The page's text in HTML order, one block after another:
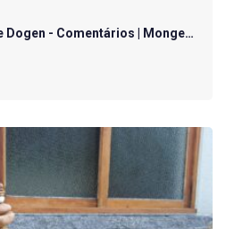
Dogen - Comentários | Monge…